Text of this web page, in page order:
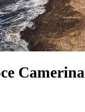
Camerina